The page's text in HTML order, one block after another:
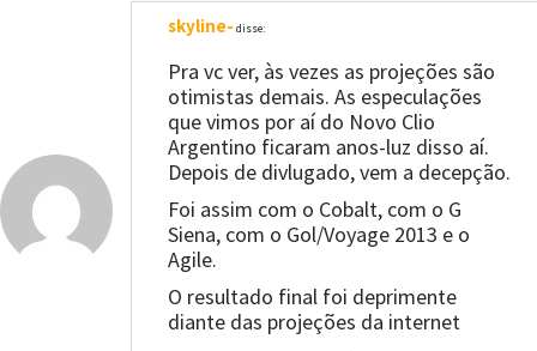
skyline- disse:
Pra vc ver, às vezes as projeções são
otimistas demais. As especulações
que vimos por aí do Novo Clio
Argentino ficaram anos-luz disso aí.
Depois de divlugado, vem a decepção.
Foi assim com o Cobalt, com o G
Siena, com o Gol/Voyage 2013 e o
Agile.
O resultado final foi deprimente
diante das projeções da internet